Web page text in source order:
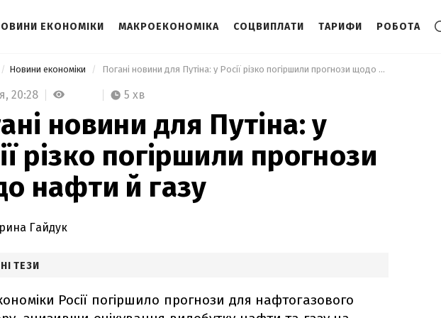
ЕКОНОМІКИ МАКРОЕКОНОМІКА СОЦВИПЛАТИ ТАРИФИ РОБОТА
Новини економіки Погані новини для Путіна: у Росії різко погіршили прогнози щодо нафти й газу
20:28 5 хв
новини для Путіна: у
різко погіршили прогнози
нафти й газу
Гайдук
ТЕЗИ
Росії погіршило прогнози для нафтогазового